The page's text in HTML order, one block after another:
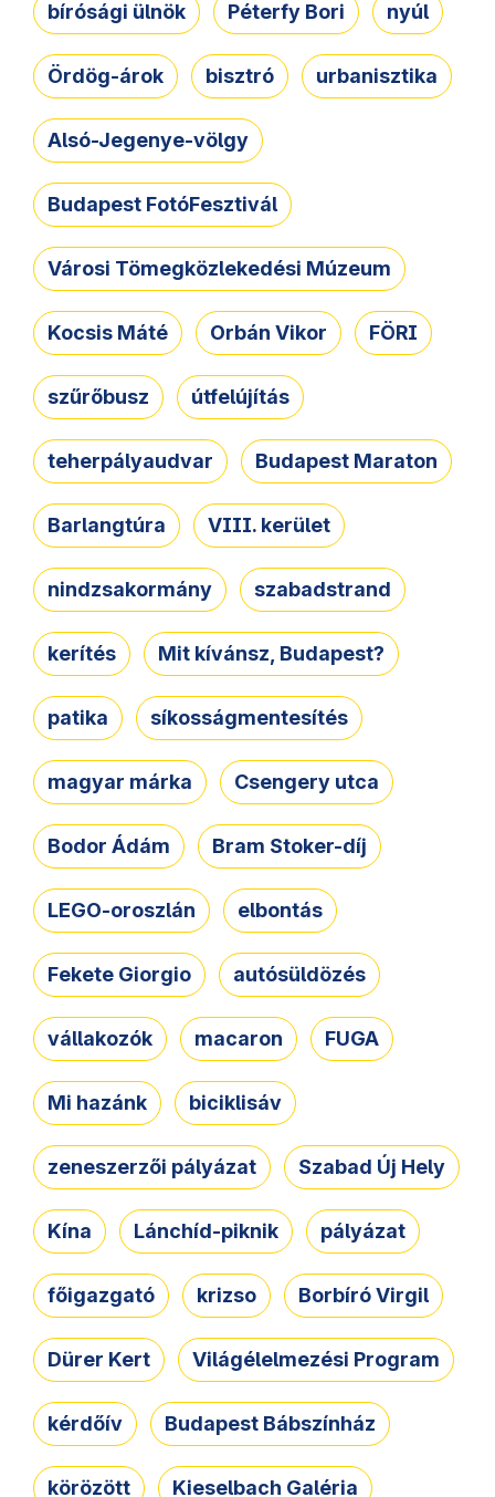
bírósági ülnök Péterfy Bori nyúl
Ördög-árok bisztró urbanisztika
Alsó-Jegenye-völgy
Budapest FotóFesztivál
Városi Tömegközlekedési Múzeum
Kocsis Máté Orbán Vikor FÖRI
szűrőbusz útfelújítás
teherpályaudvar Budapest Maraton
Barlangtúra VIII. kerület
nindzsakormány szabadstrand
kerítés Mit kívánsz, Budapest?
patika síkosságmentesítés
magyar márka Csengery utca
Bodor Ádám Bram Stoker-díj
LEGO-oroszlán elbontás
Fekete Giorgio autósüldözés
vállakozók macaron FUGA
Mi hazánk biciklisáv
zeneszerzői pályázat Szabad Új Hely
Kína Lánchíd-piknik pályázat
főigazgató krizso Borbíró Virgil
Dürer Kert Világélelmezési Program
kérdőív Budapest Bábszínház
körözött Kieselbach Galéria